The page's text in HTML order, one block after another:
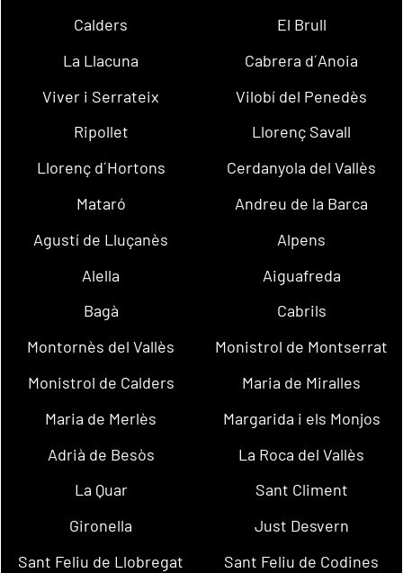
Calders
El Brull
La Llacuna
Cabrera d´Anoia
Viver i Serrateix
Vilobí del Penedès
Ripollet
Llorenç Savall
Llorenç d´Hortons
Cerdanyola del Vallès
Mataró
Andreu de la Barca
Agustí de Lluçanès
Alpens
Alella
Aiguafreda
Bagà
Cabrils
Montornès del Vallès
Monistrol de Montserrat
Monistrol de Calders
Maria de Miralles
Maria de Merlès
Margarida i els Monjos
Adrià de Besòs
La Roca del Vallès
La Quar
Sant Climent
Gironella
Just Desvern
Sant Feliu de Llobregat
Sant Feliu de Codines